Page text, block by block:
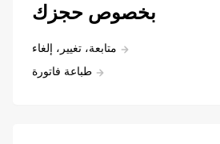
بخصوص حجزك
متابعة، تغيير، إلغاء
طباعة فاتورة